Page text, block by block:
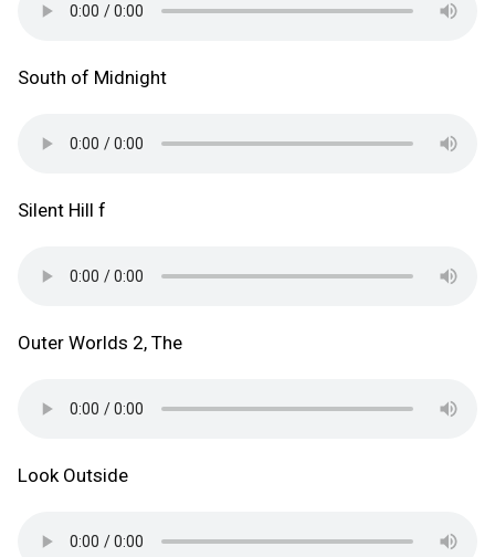
South of Midnight
Silent Hill f
Outer Worlds 2, The
Look Outside